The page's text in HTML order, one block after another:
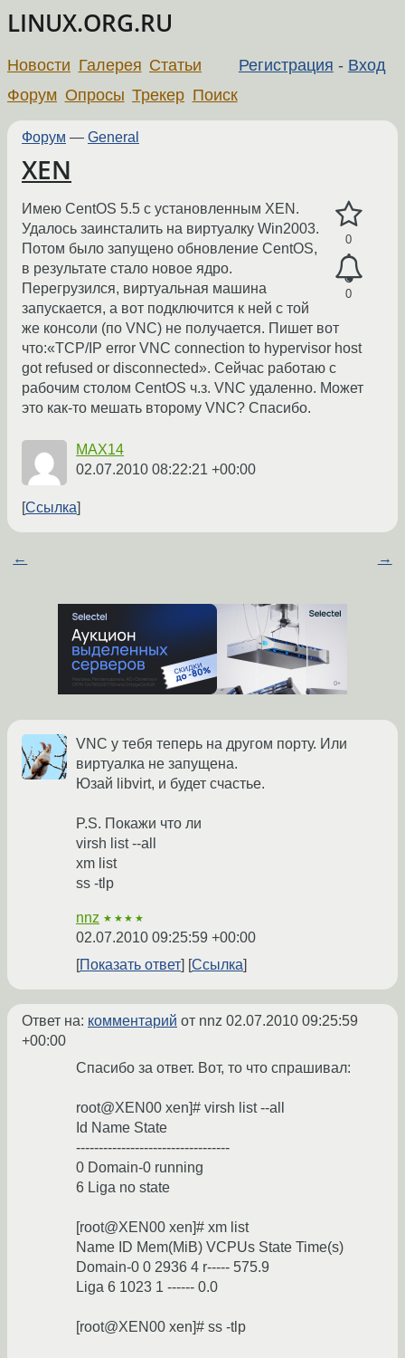
LINUX.ORG.RU
Регистрация - Вход
Новости Галерея Статьи
Форум Опросы Трекер Поиск
Форум — General
XEN
0
0
Имею CentOS 5.5 с установленным XEN.
Удалось заинсталить на виртуалку Win2003.
Потом было запущено обновление CentOS,
в результате стало новое ядро.
Перегрузился, виртуальная машина
запускается, а вот подключится к ней с той
же консоли (по VNC) не получается. Пишет вот
что:«TCP/IP error VNC connection to hypervisor host
got refused or disconnected». Сейчас работаю с
рабочим столом CentOS ч.з. VNC удаленно. Может
это как-то мешать второму VNC? Спасибо.
MAX14
02.07.2010 08:22:21 +00:00
Ссылка
← →
VNC у тебя теперь на другом порту. Или
виртуалка не запущена.
Юзай libvirt, и будет счастье.
P.S. Покажи что ли
virsh list --all
xm list
ss -tlp
nnz ★★★★
02.07.2010 09:25:59 +00:00
Показать ответ
Ссылка
Ответ на: комментарий от nnz 02.07.2010 09:25:59
+00:00
Спасибо за ответ. Вот, то что спрашивал:
root@XEN00 xen]# virsh list --all
Id Name State
----------------------------------
0 Domain-0 running
6 Liga no state
[root@XEN00 xen]# xm list
Name ID Mem(MiB) VCPUs State Time(s)
Domain-0 0 2936 4 r----- 575.9
Liga 6 1023 1 ------ 0.0
[root@XEN00 xen]# ss -tlp